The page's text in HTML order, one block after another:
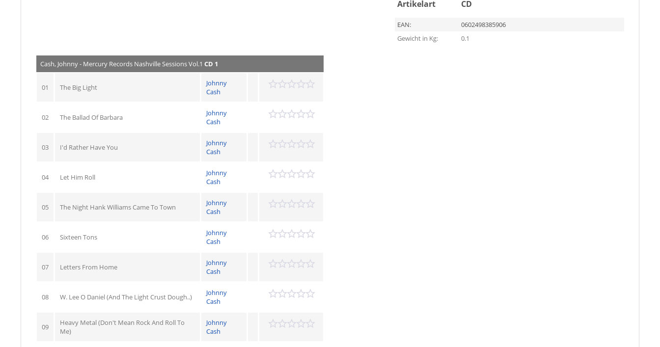
Artikelart CD
EAN:
0602498385906
Gewicht in Kg:
0.1
Cash, Johnny - Mercury Records Nashville Sessions Vol.1 CD 1
01 The Big Light
Johnny
Cash
02 The Ballad Of Barbara
Johnny
Cash
03 I'd Rather Have You
Johnny
Cash
04 Let Him Roll
Johnny
Cash
05 The Night Hank Williams Came To Town
Johnny
Cash
06 Sixteen Tons
Johnny
Cash
07 Letters From Home
Johnny
Cash
08 W. Lee O Daniel (And The Light Crust Dough..)
Johnny
Cash
09
Heavy Metal (Don't Mean Rock And Roll To
Me)
Johnny
Cash